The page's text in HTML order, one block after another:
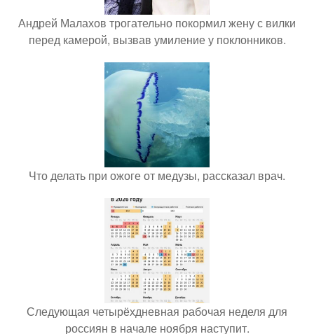
Андрей Малахов трогательно покормил жену с вилки
перед камерой, вызвав умиление у поклонников.
Что делать при ожоге от медузы, рассказал врач.
Следующая четырёхдневная рабочая неделя для
россиян в начале ноября наступит.